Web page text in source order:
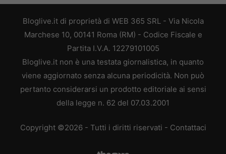
Bloglive.it di proprietà di WEB 365 SRL - Via Nicola
Marchese 10, 00141 Roma (RM) - Codice Fiscale e
Partita I.V.A. 12279101005
Bloglive.it non è una testata giornalistica, in quanto
viene aggiornato senza alcuna periodicità. Non può
pertanto considerarsi un prodotto editoriale ai sensi
della legge n. 62 del 07.03.2001
Copyright ©2026 - Tutti i diritti riservati - Contattaci